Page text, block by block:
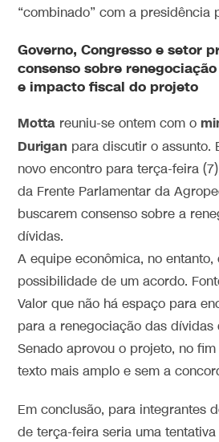
“combinado” com a presidência
Governo, Congresso e setor
consenso sobre
e impacto fiscal do projeto
Motta reuniu-se ontem com o
Durigan para discutir o assunto.
novo encontro para terça-feira
da Frente Parlamentar da
buscarem consenso sobre a
dívidas.
A equipe econômica, no
possibilidade de um acordo.
Valor que não há espaço para
para a renegociação das dívidas
Senado aprovou o projeto, no
texto mais amplo e sem a
Em conclusão, para integrantes
de terça-feira seria uma